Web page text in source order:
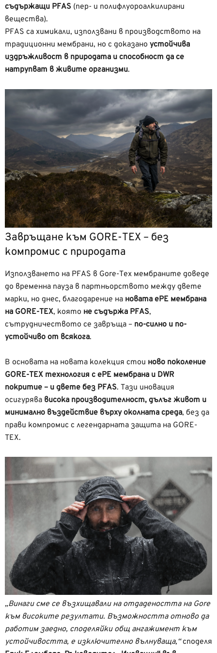
съдържащи PFAS (пер- и полифлуороалкилирани
вещества).
PFAS са химикали, използвани в производството на
традиционни мембрани, но с доказано устойчива
издръжливост в природата и способност да се
натрупват в живите организми.
Завръщане към GORE-TEX – без
компромис с природата
Използването на PFAS в Gore-Tex мембраните доведе
до временна пауза в партньорството между двете
марки, но днес, благодарение на новата ePE мембрана
на GORE-TEX, която не съдържа PFAS,
сътрудничеството се завръща – по-силно и по-
устойчиво от всякога.
В основата на новата колекция стои ново поколение
GORE-TEX технология с ePE мембрана и DWR
покритие – и двете без PFAS. Тази иновация
осигурява висока производителност, дълъг живот и
минимално въздействие върху околната среда, без да
прави компромис с легендарната защита на GORE-
TEX.
„Винаги сме се възхищавали на отдадеността на Gore
към високите резултати. Възможността отново да
работим заедно, споделяйки общ ангажимент към
устойчивостта, е изключително вълнуваща,“споделя